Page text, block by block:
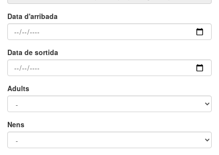
Data d'arribada
Data de sortida
Adults
Nens
×